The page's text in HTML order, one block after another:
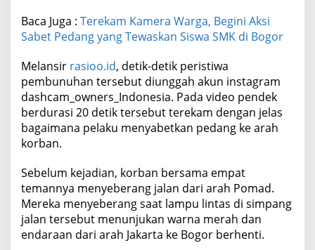
Baca Juga : Terekam Kamera Warga, Begini Aksi
Sabet Pedang yang Tewaskan Siswa SMK di Bogor
Melansir rasioo.id, detik-detik peristiwa
pembunuhan tersebut diunggah akun instagram
dashcam_owners_Indonesia. Pada video pendek
berdurasi 20 detik tersebut terekam dengan jelas
bagaimana pelaku menyabetkan pedang ke arah
korban.
Sebelum kejadian, korban bersama empat
temannya menyeberang jalan dari arah Pomad.
Mereka menyeberang saat lampu lintas di simpang
jalan tersebut menunjukan warna merah dan
endaraan dari arah Jakarta ke Bogor berhenti.